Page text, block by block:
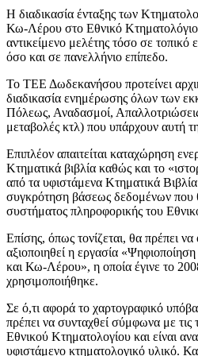
Η διαδικασία ένταξης των
Κω-Λέρου στο Εθνικό
αντικείμενο μελέτης τόσο σε τοπικό
όσο και σε πανελλήνιο επίπεδο.
Το ΤΕΕ Δωδεκανήσου προτείνει
διαδικασία ενημέρωσης όλων των
Πόλεως, Αναδασμοί, Απαλλοτριώσεις,
μεταβολές κτλ) που υπάρχουν αυτή
Επιπλέον απαιτείται καταχώρηση
Κτηματικά βιβλία καθώς και το
από τα υφιστάμενα Κτηματικά
συγκρότηση βάσεως δεδομένων που
συστήματος πληροφορικής του
Επίσης, όπως τονίζεται, θα πρέπει
αξιοποιηθεί η εργασία
και Κω-Λέρου», η οποία έγινε το
χρησιμοποιήθηκε.
Σε ό,τι αφορά το χαρτογραφικό
πρέπει να συνταχθεί σύμφωνα με τις
Εθνικού Κτηματολογίου και είναι
υφιστάμενο κτηματολογικό υλικό.